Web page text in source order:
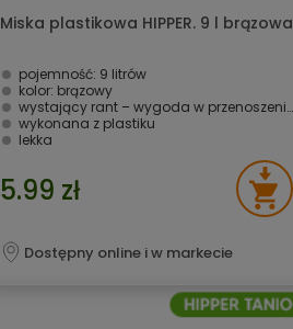
Miska plastikowa HIPPER. 9 l brązowa
pojemność: 9 litrów
kolor: brązowy
wystający rant – wygoda w przenoszeniu
wykonana z plastiku
lekka
5.99 zł
Dostępny online i w markecie